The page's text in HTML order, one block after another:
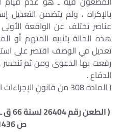
بالإكراه ، ولم يتضمن التعديل
عناصر تختلف عن الواقعة
هذه الحالة بتنبيه المتهم أو
تعديل في الوصف اقتصر على
رفعت بها الدعوى ومن ثم تنحسر
الدفاع .
( المادة 308 من قانون الإجراءات الجنائية , 314 عقوبات )
ص 1436 )